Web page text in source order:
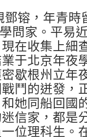
镕，年青時
問家。平易
在收集上細
于北京年夜
歇根州立年
鬥的迸發，
她同船回國
信家，都是
位理科生。